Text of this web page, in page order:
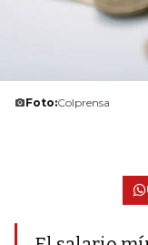
Foto:Colprensa